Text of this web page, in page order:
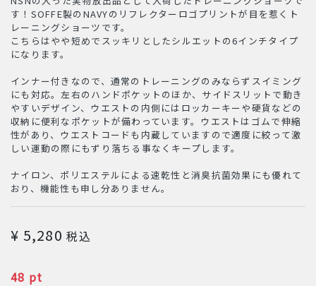
す！SOFFE製のNAVYのリフレクターロゴプリントが目を惹くト
レーニングショーツです。
こちらはやや短めでスッキリとしたシルエットの6インチタイプ
になります。
インナー付きなので、通常のトレーニングのみならずスイミング
にも対応。左右のハンドポケットのほか、サイドスリットで動き
やすいデザイン、ウエストの内側にはロッカーキーや硬貨などの
収納に便利なポケットが備わっています。ウエストはゴムで伸縮
性があり、ウエストコードも内蔵していますので適度に絞って激
しい運動の際にもずり落ちる事なくキープします。
ナイロン、ポリエステルによる速乾性と消臭抗菌効果にも優れて
おり、機能性も申し分ありません。
¥ 5,280 税込
POINT
48 pt